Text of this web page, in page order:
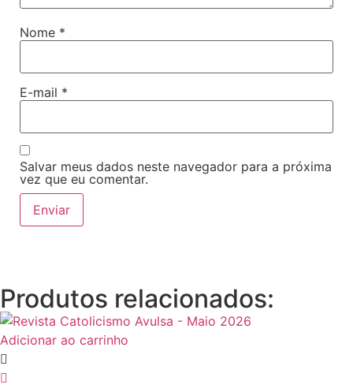
Nome *
E-mail *
Salvar meus dados neste navegador para a próxima
vez que eu comentar.
Produtos relacionados:
Adicionar ao carrinho